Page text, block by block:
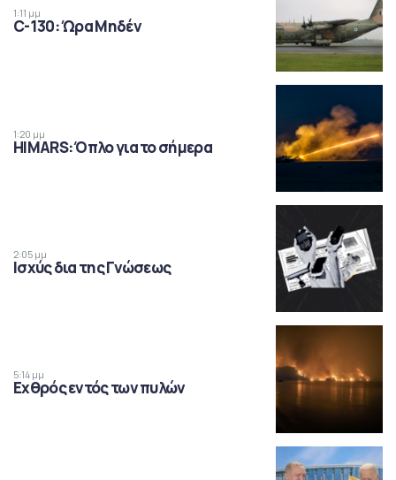
1:11 μμ
C-130: Ώρα Μηδέν
1:20 μμ
HIMARS: Όπλο για το σήμερα
2:05 μμ
Ισχύς δια της Γνώσεως
5:14 μμ
Εχθρός εντός των πυλών